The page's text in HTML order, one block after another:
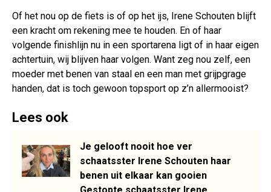
Of het nou op de fiets is of op het ijs, Irene Schouten blijft
een kracht om rekening mee te houden. En of haar
volgende finishlijn nu in een sportarena ligt of in haar eigen
achtertuin, wij blijven haar volgen. Want zeg nou zelf, een
moeder met benen van staal en een man met grijpgrage
handen, dat is toch gewoon topsport op z’n allermooist?
Lees ook
Je gelooft nooit hoe ver
schaatsster Irene Schouten haar
benen uit elkaar kan gooien